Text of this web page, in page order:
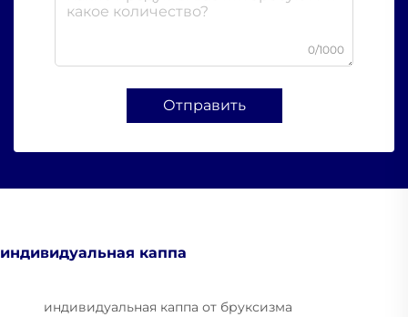
0/1000
Отправить
индивидуальная каппа
индивидуальная каппа от бруксизма